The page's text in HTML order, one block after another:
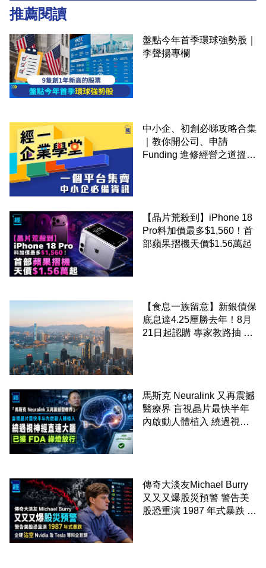
推薦閱讀
盤點今年首季環球強勢股｜
李聲揚專欄
中小企、初創必睇攻略合集
｜教你開公司、申請
Funding 進修經營之道搵大
【晶片荒殺到】iPhone 18
Pro料加價最多$1,560！首
部蘋果摺機天價$1.56萬起
【食息一族留意】新銀債保
底息達4.25厘勝去年！8月
21日起認購 專家教路抽 20
馬斯克 Neuralink 又再震撼
醫療界 盲視晶片最快半年
內啟動人體植入 繞過視神
傳奇大淡友Michael Burry
又又又爆股災預警 警告美
股恐重演 1987 年式暴跌 企